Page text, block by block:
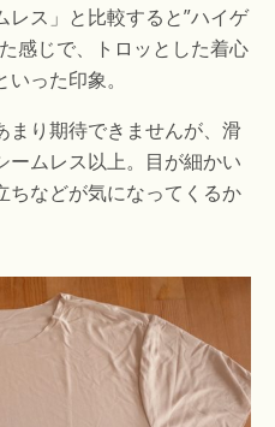
ス」と比較すると”ハイゲ
感じで、トロッとした着心
った印象。
まり期待できませんが、滑
ームレス以上。目が細かい
ちなどが気になってくるか